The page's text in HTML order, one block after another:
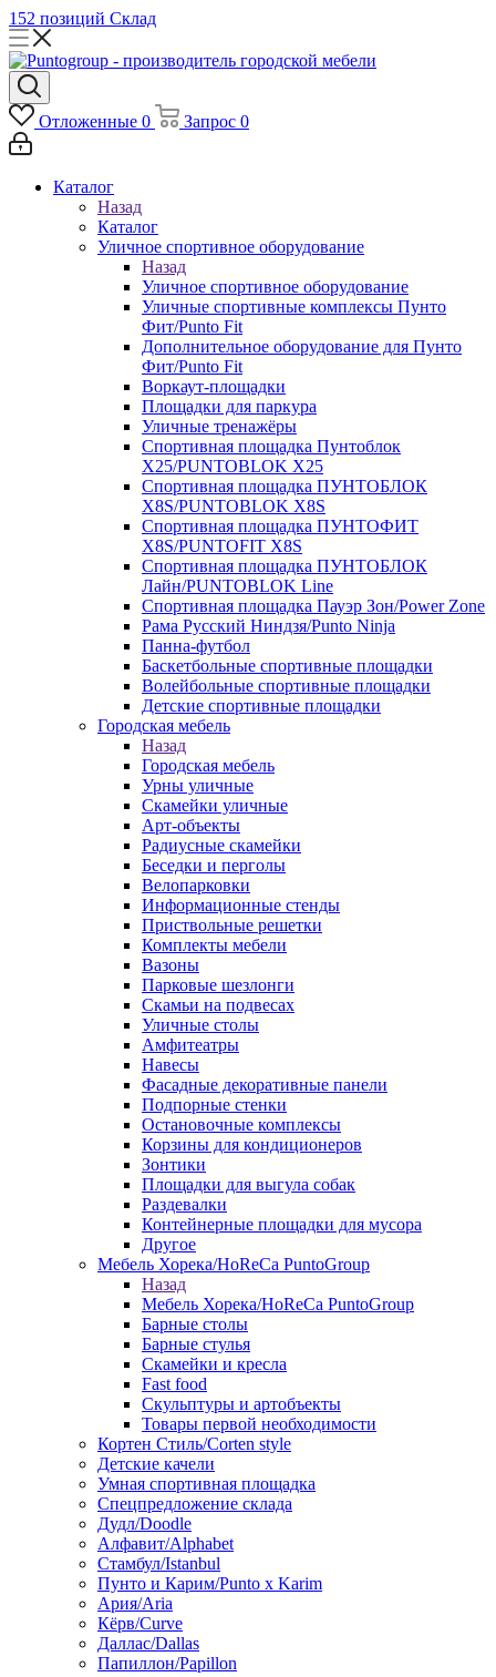
152 позиций Склад
Отложенные 0 Запрос 0
Каталог
Назад
Каталог
Уличное спортивное оборудование
Назад
Уличное спортивное оборудование
Уличные спортивные комплексы Пунто
Фит/Punto Fit
Дополнительное оборудование для Пунто
Фит/Punto Fit
Воркаут-площадки
Площадки для паркура
Уличные тренажёры
Спортивная площадка Пунтоблок
Х25/PUNTOBLOK X25
Спортивная площадка ПУНТОБЛОК
X8S/PUNTOBLOK X8S
Спортивная площадка ПУНТОФИТ
X8S/PUNTOFIT X8S
Спортивная площадка ПУНТОБЛОК
Лайн/PUNTOBLOK Line
Спортивная площадка Пауэр Зон/Power Zone
Рама Русский Ниндзя/Punto Ninja
Панна-футбол
Баскетбольные спортивные площадки
Волейбольные спортивные площадки
Детские спортивные площадки
Городская мебель
Назад
Городская мебель
Урны уличные
Скамейки уличные
Арт-объекты
Радиусные скамейки
Беседки и перголы
Велопарковки
Информационные стенды
Приствольные решетки
Комплекты мебели
Вазоны
Парковые шезлонги
Скамьи на подвесах
Уличные столы
Амфитеатры
Навесы
Фасадные декоративные панели
Подпорные стенки
Остановочные комплексы
Корзины для кондиционеров
Зонтики
Площадки для выгула собак
Раздевалки
Контейнерные площадки для мусора
Другое
Мебель Хорека/HoReCa PuntoGroup
Назад
Мебель Хорека/HoReCa PuntoGroup
Барные столы
Барные стулья
Скамейки и кресла
Fast food
Скульптуры и артобъекты
Товары первой необходимости
Кортен Стиль/Corten style
Детские качели
Умная спортивная площадка
Спецпредложение склада
Дудл/Doodle
Алфавит/Alphabet
Стамбул/Istanbul
Пунто и Карим/Punto x Karim
Ария/Aria
Кёрв/Curve
Даллас/Dallas
Папиллон/Papillon